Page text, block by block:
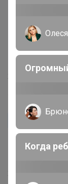
2 сентября,
Сафонова
Хорошее
Когда